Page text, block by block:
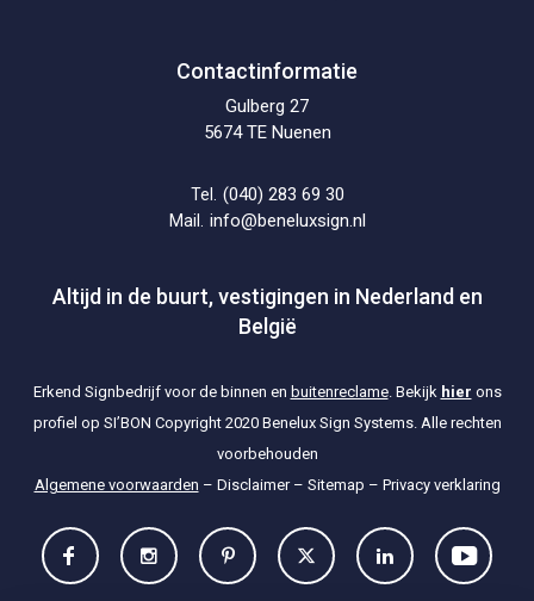
Contactinformatie
Gulberg 27
5674 TE Nuenen
Tel. (040) 283 69 30
Mail. info@beneluxsign.nl
Altijd in de buurt, vestigingen in Nederland en
België
Erkend Signbedrijf voor de binnen en buitenreclame. Bekijk hier ons
profiel op SI’BON Copyright 2020 Benelux Sign Systems. Alle rechten
voorbehouden
Algemene voorwaarden – Disclaimer– Sitemap – Privacy verklaring